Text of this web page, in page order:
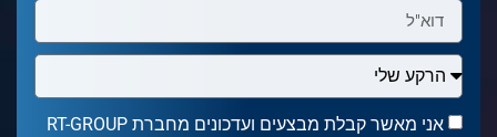
אני מאשר קבלת מבצעים ועדכונים מחברת RT-GROUP